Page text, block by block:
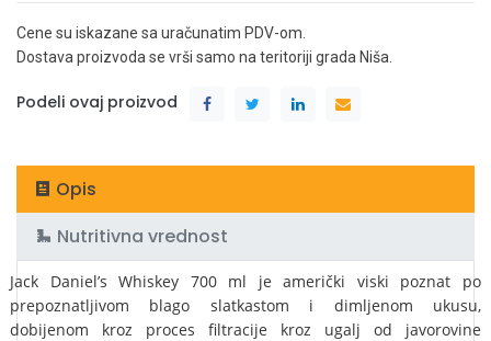
Cene su iskazane sa uračunatim PDV-om.
Dostava proizvoda se vrši samo na teritoriji grada Niša.
Podeli ovaj proizvod
Opis
Nutritivna vrednost
Jack Daniel’s Whiskey 700 ml je američki viski poznat po
prepoznatljivom blago slatkastom i dimljenom ukusu,
dobijenom kroz proces filtracije kroz ugalj od javorovine